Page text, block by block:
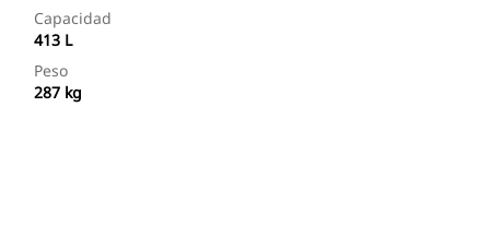
Capacidad
413 L
Peso
287 kg